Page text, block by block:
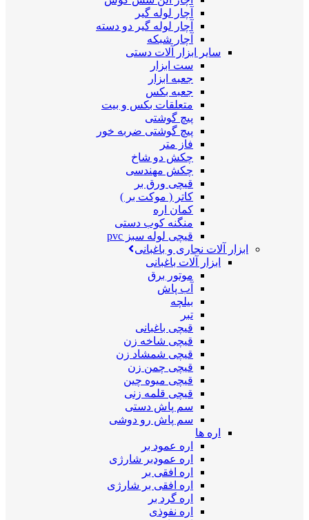
آچار لوله گیر
آچار لوله گیر دو دسته
آچار شبکه
سایر ابزار آلات دستی
ست ابزار
جعبه ابزار
جعبه بکس
متعلقات بکس و بیت
پیچ گوشتی
پیچ گوشتی ضربه خور
فاز متر
چکش دو شاخ
چکش مهندسی
قیچی ورق بر
کاتر ( موکت بر )
کمان اره
منگنه کوب دستی
قیچی لوله سبز pvc
ابزار آلات نجاری و باغبانی
ابزار آلات باغبانی
موتور برق
آب پاش
بیلچه
تبر
قیچی باغبانی
قیچی شاخه زن
قیچی شمشاد زن
قیچی چمن زن
قیچی میوه چین
قیچی قلمه زنی
سم پاش دستی
سم پاش رو دوشی
اره ها
اره عمود بر
اره عمودبر شارژی
اره افقی بر
اره افقی بر شارژی
اره گرد بر
اره نفوذی